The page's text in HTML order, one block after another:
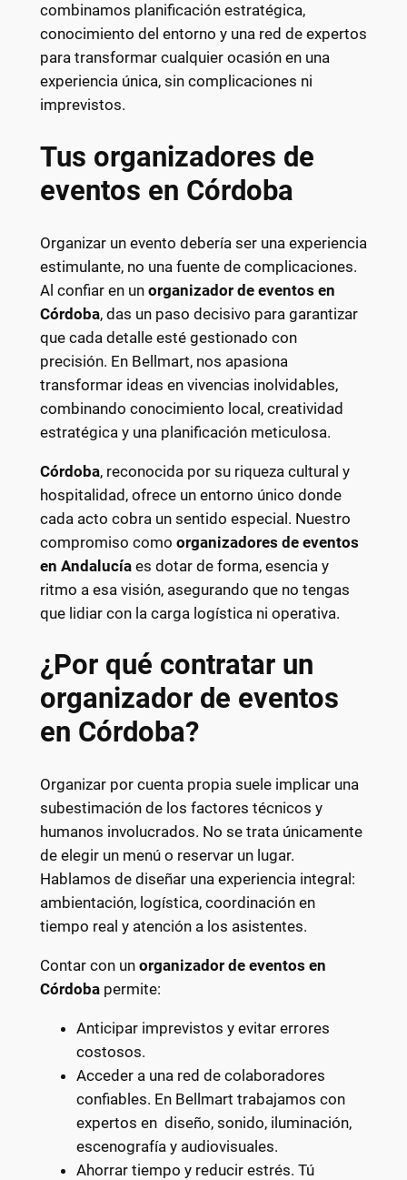
combinamos planificación estratégica,
conocimiento del entorno y una red de expertos
para transformar cualquier ocasión en una
experiencia única, sin complicaciones ni
imprevistos.
Tus organizadores de
eventos en Córdoba
Organizar un evento debería ser una experiencia
estimulante, no una fuente de complicaciones.
Al confiar en un organizador de eventos en
Córdoba, das un paso decisivo para garantizar
que cada detalle esté gestionado con
precisión. En Bellmart, nos apasiona
transformar ideas en vivencias inolvidables,
combinando conocimiento local, creatividad
estratégica y una planificación meticulosa.
Córdoba, reconocida por su riqueza cultural y
hospitalidad, ofrece un entorno único donde
cada acto cobra un sentido especial. Nuestro
compromiso como organizadores de eventos
en Andalucíaes dotar de forma, esencia y
ritmo a esa visión, asegurando que no tengas
que lidiar con la carga logística ni operativa.
¿Por qué contratar un
organizador de eventos
en Córdoba?
Organizar por cuenta propia suele implicar una
subestimación de los factores técnicos y
humanos involucrados. No se trata únicamente
de elegir un menú o reservar un lugar.
Hablamos de diseñar una experiencia integral:
ambientación, logística, coordinación en
tiempo real y atención a los asistentes.
Contar con un organizador de eventos en
Córdobapermite:
Anticipar imprevistos y evitar errores
costosos.
Acceder a una red de colaboradores
confiables. En Bellmart trabajamos con
expertos en diseño, sonido, iluminación,
escenografía y audiovisuales.
Ahorrar tiempo y reducir estrés. Tú